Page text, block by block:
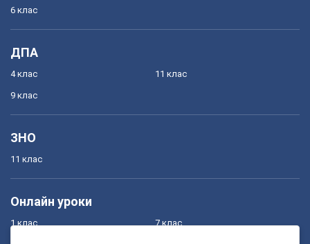
6 клас
ДПА
4 клас
9 клас
11 клас
ЗНО
11 клас
Онлайн уроки
1 клас 7 клас